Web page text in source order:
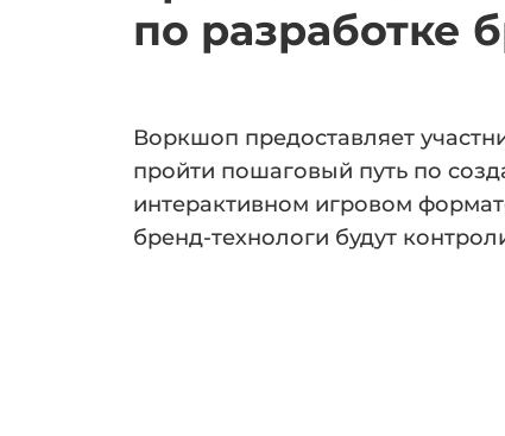
по разработке
Воркшоп предоставляет
пройти пошаговый путь по
интерактивном игровом
бренд-технологи будут